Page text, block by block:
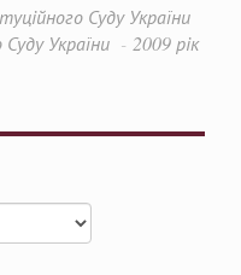
Суду України
України
2009 рік